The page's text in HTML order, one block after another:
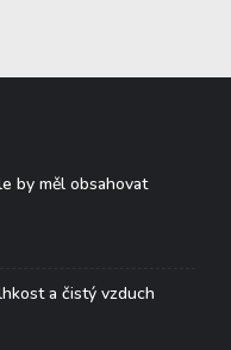
by měl obsahovat
a čistý vzduch